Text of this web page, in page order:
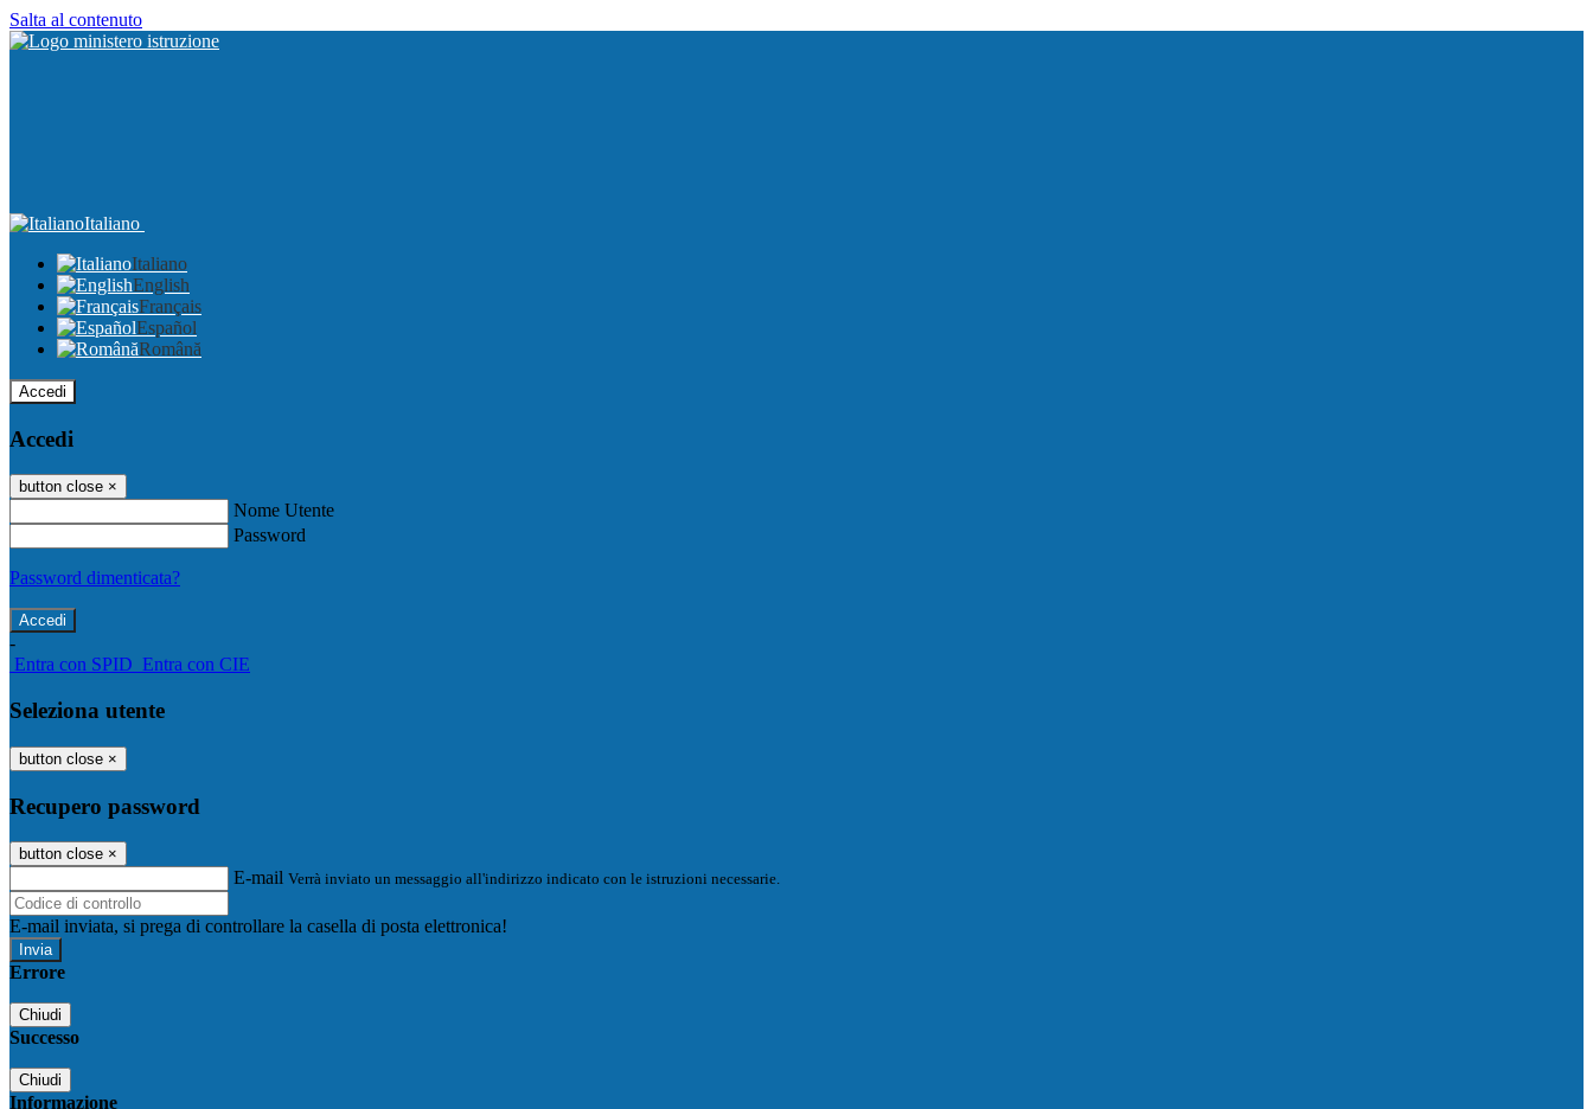
Salta al contenuto
Italiano
Italiano
English
Français
Español
Română
Accedi
Accedi
button close ×
Nome Utente
Password
Password dimenticata?
-
Entra con SPID Entra con CIE
Seleziona utente
button close ×
Recupero password
button close ×
E-mail Verrà inviato un messaggio all'indirizzo indicato con le istruzioni necessarie.
E-mail inviata, si prega di controllare la casella di posta elettronica!
Errore
Chiudi
Successo
Chiudi
Informazione